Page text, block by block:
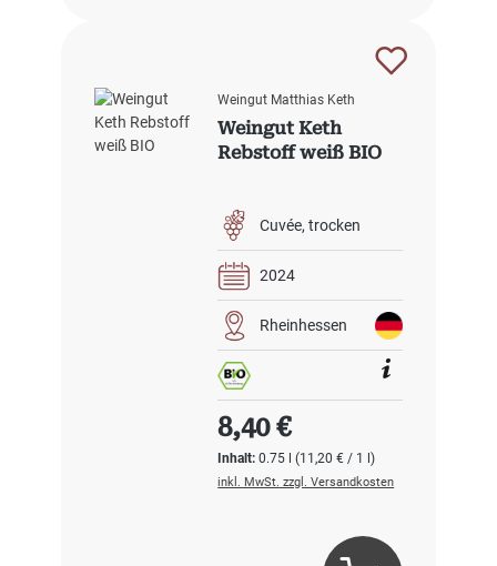
Weingut Matthias Keth
Weingut Keth
Rebstoff weiß BIO
Cuvée trocken
2024
Rheinhessen
Inhalt:0.75 l(11,20 € / 1 l)
Regulärer Preis:
8,40 €
inkl. MwSt. zzgl. Versandkosten